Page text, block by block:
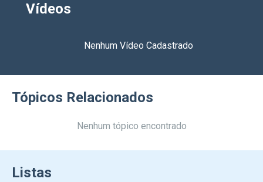
Vídeos
Nenhum Vídeo Cadastrado
Tópicos Relacionados
Nenhum tópico encontrado
Listas